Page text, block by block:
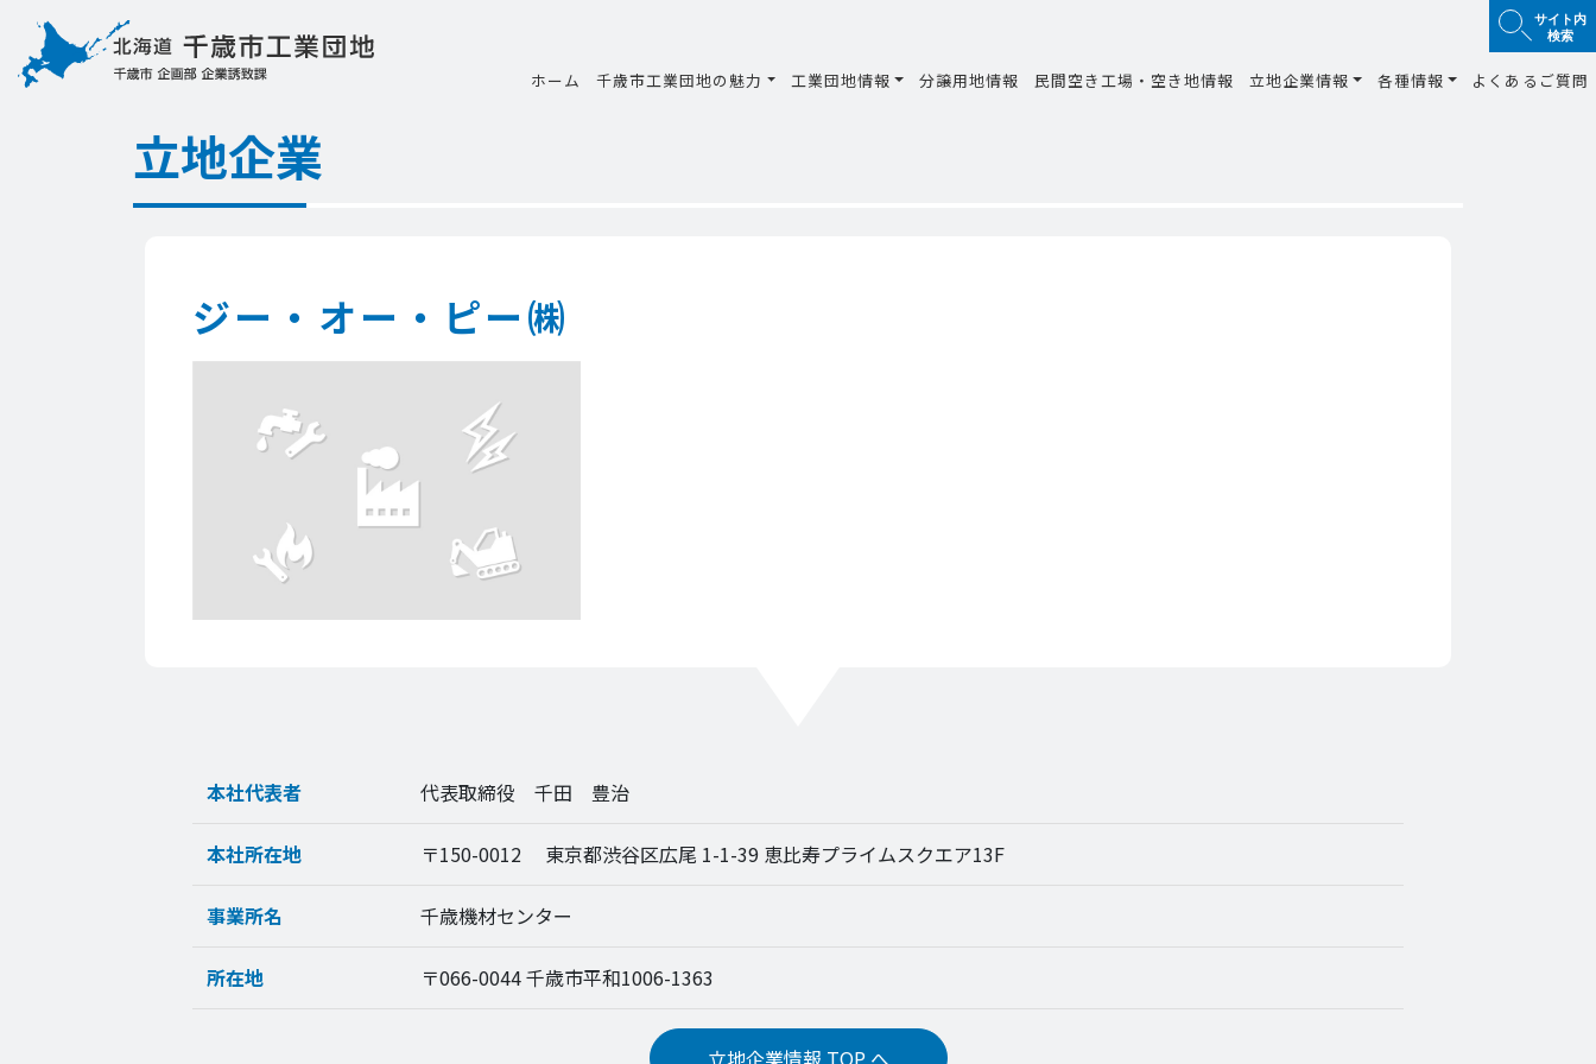
サイト内
検索
ホーム 千歳市工業団地の魅力 工業団地情報 分譲用地情報 民間空き工場・空き地情報 立地企業情報 各種情報 よくあるご質問
立地企業
ジー・オー・ピー㈱
本社代表者 代表取締役 千田 豊治
本社所在地 〒150-0012 東京都渋谷区広尾 1-1-39 恵比寿プライムスクエア13F
事業所名 千歳機材センター
所在地 〒066-0044 千歳市平和1006-1363
立地企業情報 TOP へ